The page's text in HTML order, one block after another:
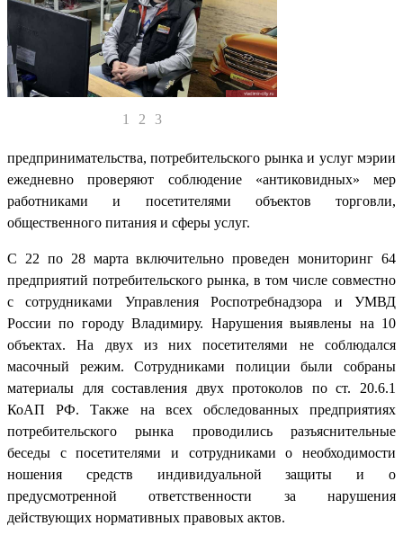
1 2 3
предпринимательства, потребительского рынка и услуг мэрии
ежедневно проверяют соблюдение «антиковидных» мер
работниками и посетителями объектов торговли,
общественного питания и сферы услуг.
С 22 по 28 марта включительно проведен мониторинг 64
предприятий потребительского рынка, в том числе совместно
с сотрудниками Управления Роспотребнадзора и УМВД
России по городу Владимиру. Нарушения выявлены на 10
объектах. На двух из них посетителями не соблюдался
масочный режим. Сотрудниками полиции были собраны
материалы для составления двух протоколов по ст. 20.6.1
КоАП РФ. Также на всех обследованных предприятиях
потребительского рынка проводились разъяснительные
беседы с посетителями и сотрудниками о необходимости
ношения средств индивидуальной защиты и о
предусмотренной ответственности за нарушения
действующих нормативных правовых актов.